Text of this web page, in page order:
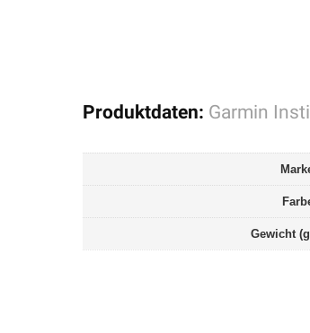
Produktdaten: Garmin
Gewicht